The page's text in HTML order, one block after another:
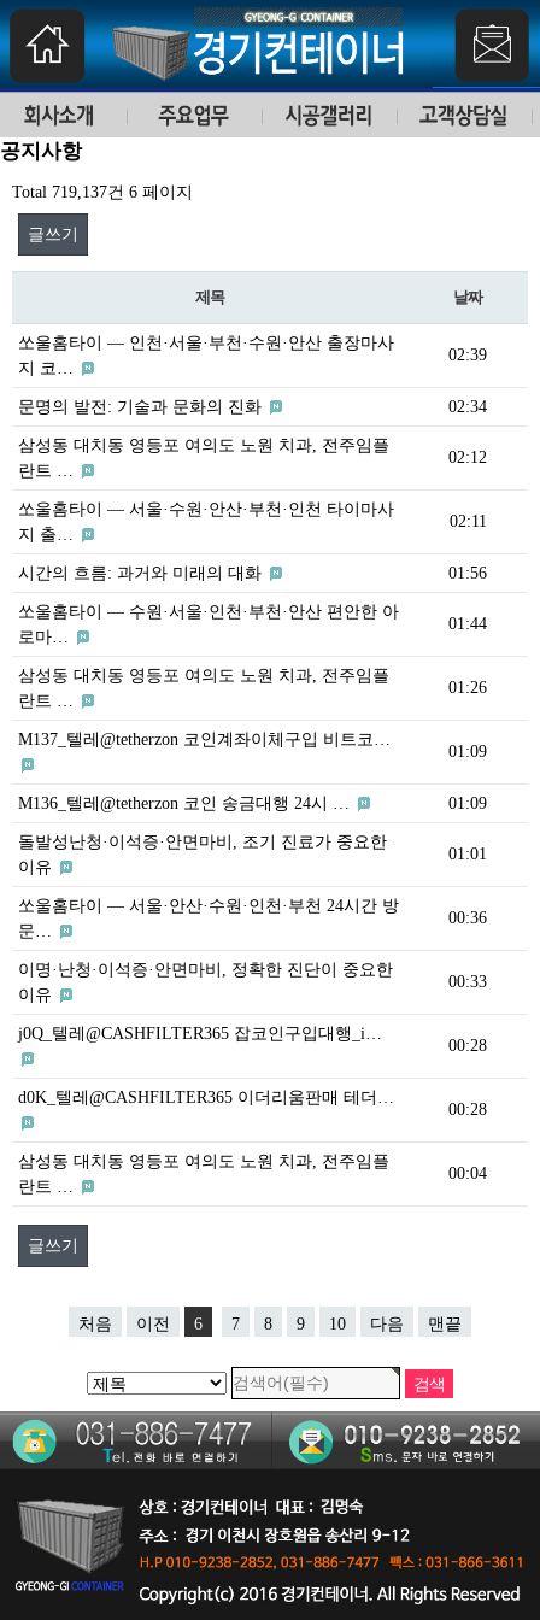
공지사항
Total 719,137건 6 페이지
글쓰기
제목 날짜
쏘울홈타이 — 인천·서울·부천·수원·안산 출장마사
지 코…
02:39
문명의 발전: 기술과 문화의 진화 02:34
삼성동 대치동 영등포 여의도 노원 치과, 전주임플
란트 …
02:12
쏘울홈타이 — 서울·수원·안산·부천·인천 타이마사
지 출…
02:11
시간의 흐름: 과거와 미래의 대화 01:56
쏘울홈타이 — 수원·서울·인천·부천·안산 편안한 아
로마…
01:44
삼성동 대치동 영등포 여의도 노원 치과, 전주임플
란트 …
01:26
M137_텔레@tetherzon 코인계좌이체구입 비트코…
01:09
M136_텔레@tetherzon 코인 송금대행 24시 … 01:09
돌발성난청·이석증·안면마비, 조기 진료가 중요한
이유
01:01
쏘울홈타이 — 서울·안산·수원·인천·부천 24시간 방
문…
00:36
이명·난청·이석증·안면마비, 정확한 진단이 중요한
이유
00:33
j0Q_텔레@CASHFILTER365 잡코인구입대행_i…
00:28
d0K_텔레@CASHFILTER365 이더리움판매 테더…
00:28
삼성동 대치동 영등포 여의도 노원 치과, 전주임플
란트 …
00:04
글쓰기
처음 이전 6 7 8 9 10 다음 맨끝